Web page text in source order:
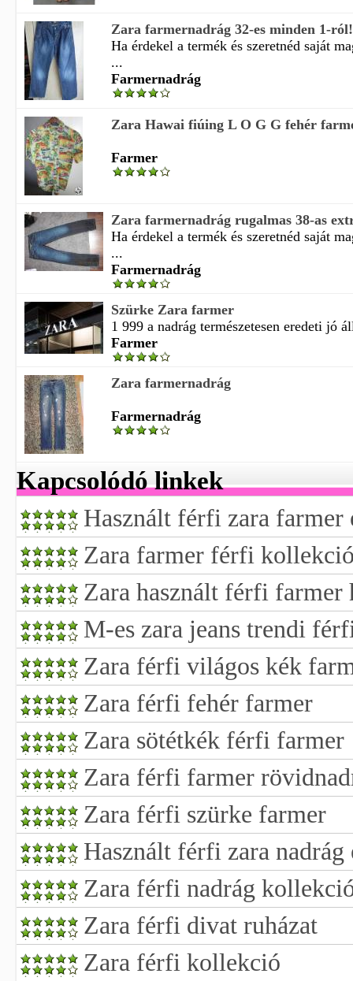
Zara farmernadrág 32-es minden 1-ról!
Ha érdekel a termék és szeretnéd saját
...
Farmernadrág
Zara Hawai fiúing L O G G fehér
Farmer
Zara farmernadrág rugalmas 38-as
Ha érdekel a termék és szeretnéd saját
...
Farmernadrág
Szürke Zara farmer
1 999 a nadrág természetesen eredeti jó
Farmer
Zara farmernadrág
Farmernadrág
Kapcsolódó linkek
Használt férfi zara farmer
Zara farmer férfi
Zara használt férfi farmer
M-es zara jeans trendi
Zara férfi világos kék
Zara férfi fehér farmer
Zara sötétkék férfi farmer
Zara férfi farmer
Zara férfi szürke farmer
Használt férfi zara nadrág
Zara férfi nadrág
Zara férfi divat ruházat
Zara férfi kollekció